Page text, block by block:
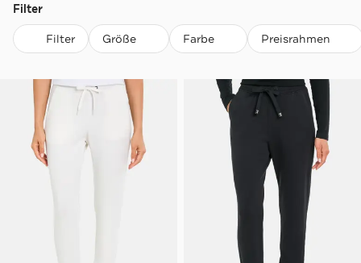
Filter
Filter Größe Farbe Preisrahmen